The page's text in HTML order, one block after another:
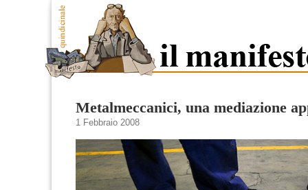
Metalmeccanici, una mediazione
1 Febbraio 2008